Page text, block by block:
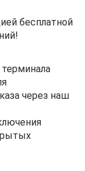
бесплатной
терминала
через наш